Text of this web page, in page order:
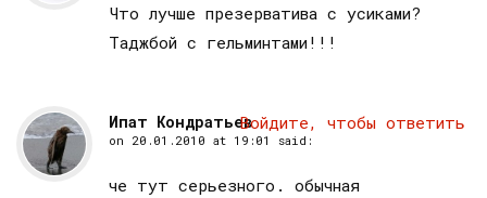
Что лучше презерватива с усиками?
Таджбой с гельминтами!!!
Ипат Кондратьев
on 20.01.2010 at 19:01 said:
че тут серьезного. обычная
Войдите, чтобы ответить